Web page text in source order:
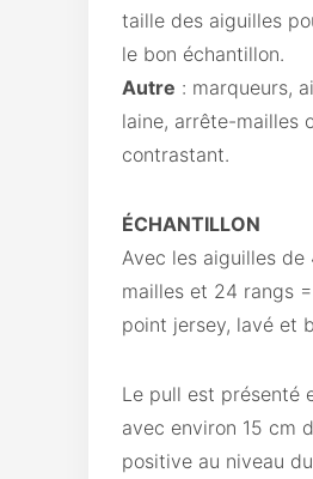
taille des aiguilles
le bon échantillon.
Autre : marqueurs,
laine, arrête-mailles
contrastant.
ÉCHANTILLON
Avec les aiguilles de
mailles et 24 rangs
point jersey, lavé et
Le pull est présenté
avec environ 15 cm
positive au niveau